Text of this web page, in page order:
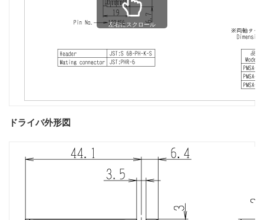
左右にスクロール
ドライバ外形図